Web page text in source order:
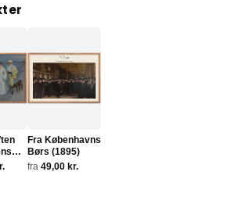
Fra Københavns
Børs (1895)
fra 49,00 kr.